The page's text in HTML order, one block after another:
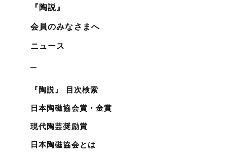
『陶説』
会員のみなさまへ
ニュース
『陶説』 目次検索
日本陶磁協会賞・金賞
現代陶芸奨励賞
日本陶磁協会とは